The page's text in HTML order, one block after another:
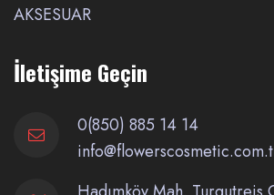
AKSESUAR
İletişime Geçin
0(850) 885 14 14